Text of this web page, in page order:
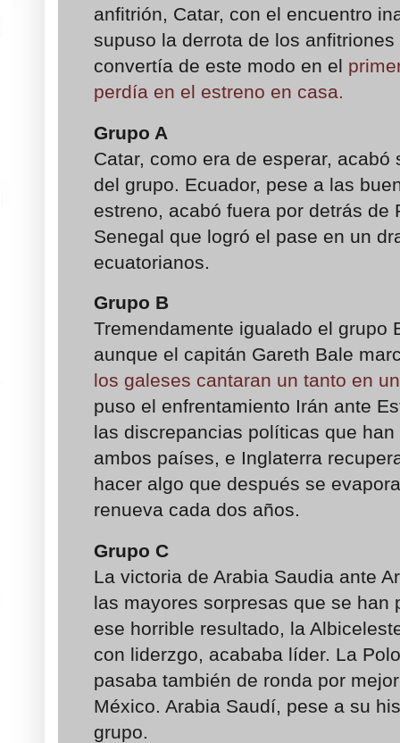
anfitrión, Catar, con el encuentro
supuso la derrota de los
convertía de este modo en el
perdía en el estreno en casa.
Grupo A
Catar, como era de esperar,
del grupo. Ecuador, pese a las
estreno, acabó fuera por detrás de
Senegal que logró el pase en un
ecuatorianos.
Grupo B
Tremendamente igualado el grupo
aunque el capitán Gareth Bale
los galeses cantaran un tanto en
puso el enfrentamiento Irán ante
las discrepancias políticas que
ambos países, e Inglaterra
hacer algo que después se
renueva cada dos años.
Grupo C
La victoria de Arabia Saudia ante
las mayores sorpresas que se han
ese horrible resultado, la
con liderzgo, acababa líder. La
pasaba también de ronda por
México. Arabia Saudí, pese a su
grupo.